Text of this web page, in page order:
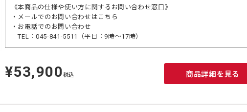
《本商品の仕様や使い方に関するお問い合わせ窓口》
・メールでのお問い合わせは こちら
・お電話でのお問い合わせ
TEL：045-841-5511（平日：9時～17時）
定
価
¥53,900税込 商品詳細を見る